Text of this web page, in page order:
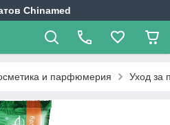
Chinamed
и парфюмерия Уход за